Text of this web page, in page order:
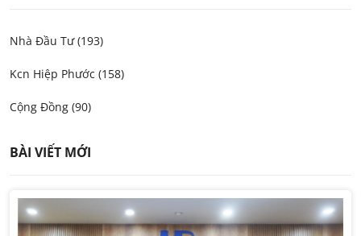
Nhà Đầu Tư (193)
Kcn Hiệp Phước (158)
Cộng Đồng (90)
BÀI VIẾT MỚI